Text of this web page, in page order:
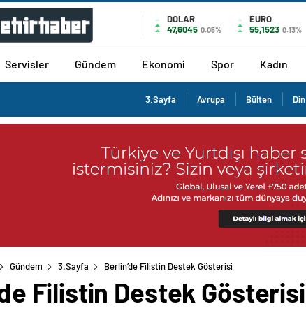
DOLAR
47,6045 0.05%
EURO
55,1523 0.13%
Servisler Gündem Ekonomi Spor Kadın
3.Sayfa Avrupa Bülten Din
Gündem 3.Sayfa Berlin’de Filistin Destek Gösterisi
Filistin Destek Gösterisi